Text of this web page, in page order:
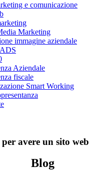
e comunicazione
Marketing
immagine aziendale
Aziendale
fiscale
Smart Working
avere un sito web
Blog